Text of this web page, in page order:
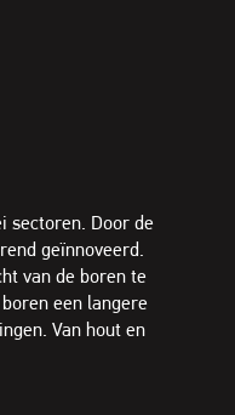
sectoren. Door de
geïnnoveerd.
van de boren te
een langere
Van hout en